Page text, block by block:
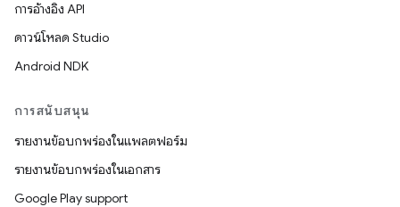
การอ้างอิง API
ดาวน์โหลด Studio
Android NDK
การสนับสนุน
รายงานข้อบกพร่องในแพลตฟอร์ม
รายงานข้อบกพร่องในเอกสาร
Google Play support